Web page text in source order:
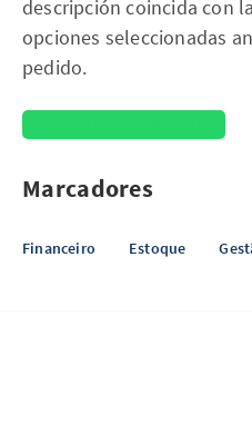
descripción coincida con
opciones seleccionadas
pedido.
Marcadores
Financeiro Estoque